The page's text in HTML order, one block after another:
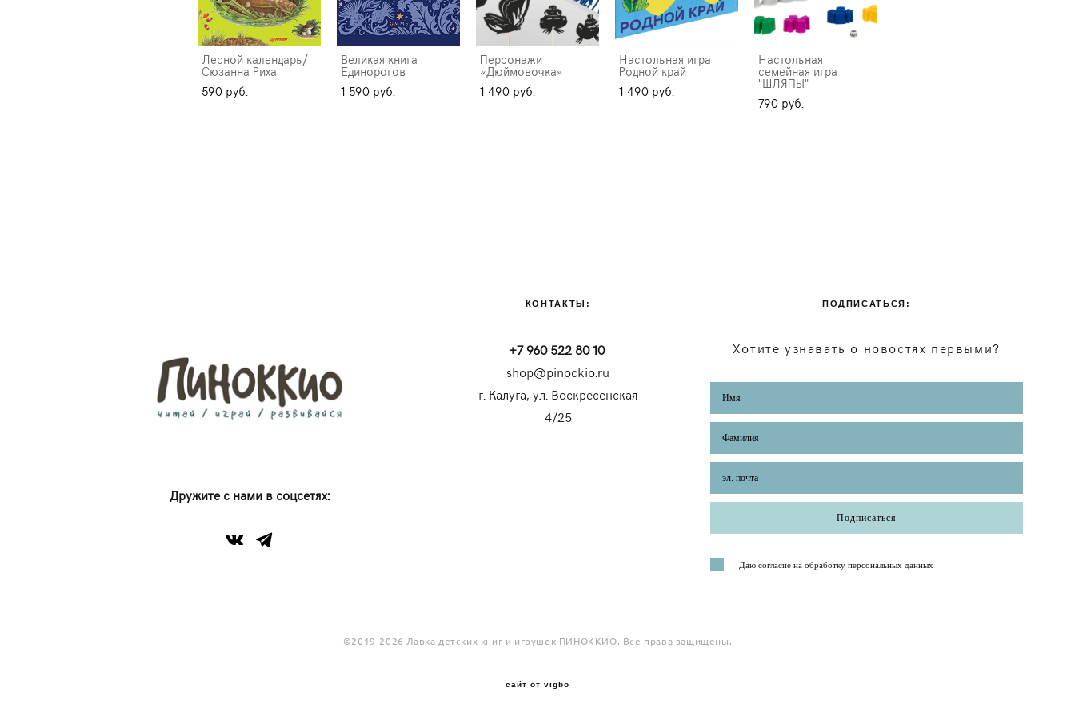
Лесной календарь/
Сюзанна Риха
590 pуб.
Великая книга
Единорогов
1 590 pуб.
Персонажи
«Дюймовочка»​
1 490 pуб.
Настольная игра
Родной край
1 490 pуб.
Настольная
семейная игра
"ШЛЯПЫ"
790 pуб.
Дружите с нами в соцсетях:
КОНТАКТЫ:
+7 960 522 80 10
shop@pinockio.ru
г. Калуга, ул. Воскресенская
4/25
ПОДПИСАТЬСЯ:
Хотите узнавать о новостях первыми?
Подписаться
Даю согласие на обработку персональных данных
©2019-2026 Лавка детских книг и игрушек ПИНОККИО. Все права защищены.
сайт от vigbo